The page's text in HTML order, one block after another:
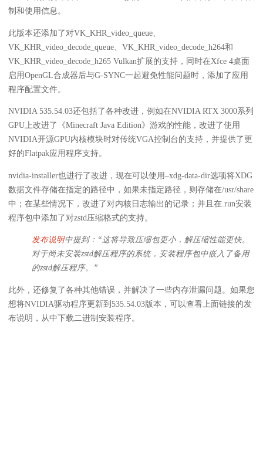
制和使用信息。
此版本还添加了对VK_KHR_video_queue、
VK_KHR_video_decode_queue、VK_KHR_video_decode_h264和
VK_KHR_video_decode_h265 Vulkan扩展的支持，同时在Xfce 4桌面
启用OpenGL合成器后与G-SYNC一起避免性能问题时，添加了应用
程序配置文件。
NVIDIA 535.54.03还包括了各种改进，例如在NVIDIA RTX 3000系列
GPU上改进了《Minecraft Java Edition》游戏的性能，改进了使用
NVIDIA开源GPU内核模块时对传统VGA控制台的支持，并提供了更
好的Flatpak应用程序支持。
nvidia-installer也进行了改进，现在可以使用–xdg-data-dir选项将XDG
数据文件存储在指定的路径中，如果未指定路径，则存储在/usr/share
中；在某些情况下，改进了对内核日志输出的记录；并且在.run安装
程序包中添加了对zstd压缩格式的支持。
发布说明中提到：“这将导致压缩包更小，解压缩性能更快。
对于尚未安装zstd解压程序的系统，安装程序包中嵌入了备用
的zstd解压程序。”
此外，还修复了各种其他错误，并解决了一些内存泄漏问题。如果您
想将NVIDIA驱动程序更新到535.54.03版本，可以查看上面链接的发
布说明，从中下载二进制安装程序。